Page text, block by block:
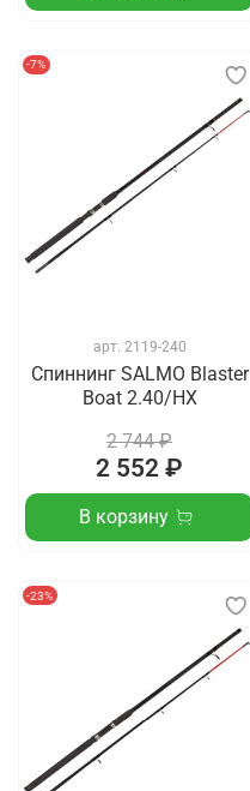
-7%
арт. 2119-240
Спиннинг SALMO Blaster
Boat 2.40/HX
2 744 ₽
2 552 ₽
В корзину
-23%